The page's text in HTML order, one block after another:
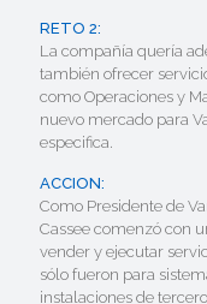
RETO 2:
La compañía quería
también ofrecer
como Operaciones y
nuevo mercado para
especifica.
ACCION:
Como Presidente de
Cassee comenzó con
vender y ejecutar
sólo fueron para
instalaciones de